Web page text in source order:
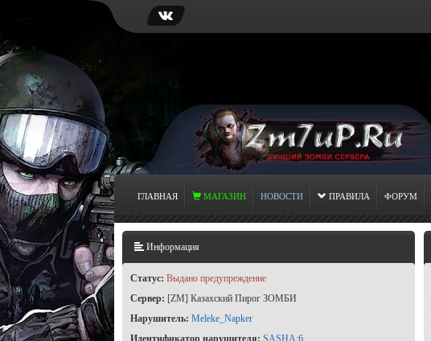
ГЛАВНАЯ МАГАЗИН НОВОСТИ ПРАВИЛА ФОРУМ
Информация
Статус: Выдано предупреждение
Сервер: [ZM] Казахский Пирог ЗОМБИ
Нарушитель: Meleke_Napker
Идентификатор нарушителя: SASHA:6